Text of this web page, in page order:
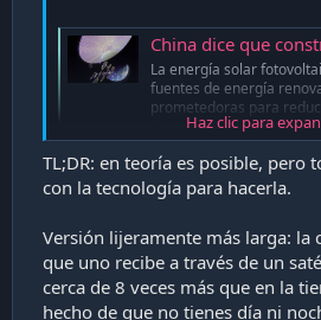
China dice que construirá una planta solar en el espacio:
La energía solar
fuentes de energía
prometedoras para
dependencia de los
su momento recuerdo la noticia por
gringos diciendo que el satélite
arma láser desde el espacio.
No pude buscar información técnica
Haz clic para
TL;DR: en teoría es posible, pero
con la tecnología para hacerla.
Versión lijeramente más larga: la
que uno recibe a través de un
cerca de 8 veces más que en la
hecho de que no tienes día ni